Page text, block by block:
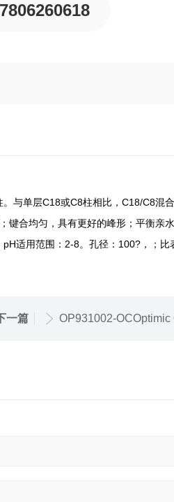
与单层C18或C8柱相比，C18/C8混
键合均匀，具有更好的峰形；平衡亲
适用范围：2-8。孔径：100?，；比
一篇 OP931002-OCOptimic